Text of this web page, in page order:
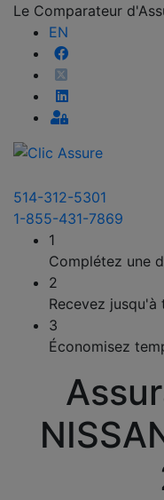
Le Comparateur
EN
514-312-5301
1-855-431-7869
1
Complétez une
2
Recevez
3
Économisez